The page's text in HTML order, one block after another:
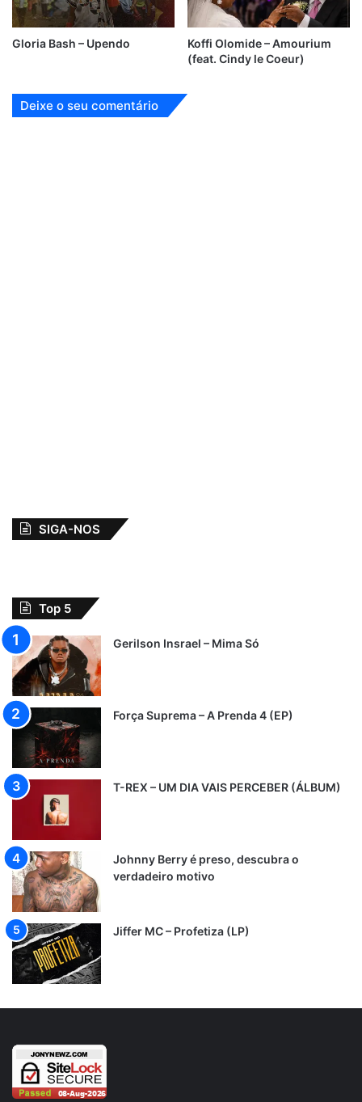
Gloria Bash – Upendo
Koffi Olomide – Amourium
(feat. Cindy le Coeur)
Deixe o seu comentário
SIGA-NOS
Top 5
Gerilson Insrael – Mima Só
Força Suprema – A Prenda 4 (EP)
T-REX – UM DIA VAIS PERCEBER (ÁLBUM)
Johnny Berry é preso, descubra o
verdadeiro motivo
Jiffer MC – Profetiza (LP)